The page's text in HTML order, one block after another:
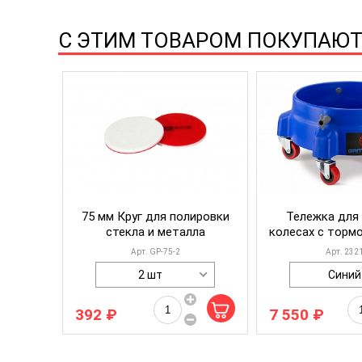
С ЭТИМ ТОВАРОМ ПОКУПАЮТ
75 мм Круг для полировки
стекла и металла
(поливискоза) / A302
Арт. GP-75-2
2 шт
392 ₽
Тележка для
колесах с
GUARD Rollable
Арт.
Синий
7 550 ₽